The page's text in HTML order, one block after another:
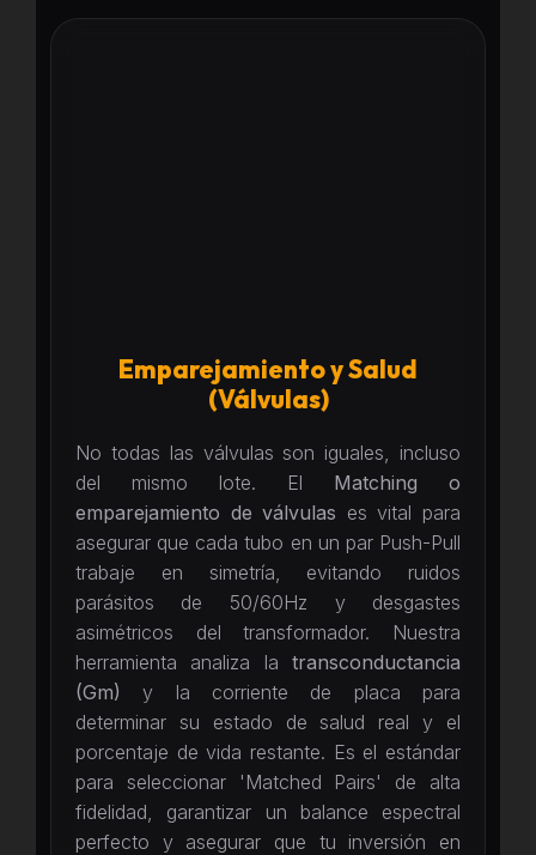
Emparejamiento y Salud
(Válvulas)
No todas las válvulas son iguales, incluso
del mismo lote. El Matching o
emparejamiento de válvulas es vital para
asegurar que cada tubo en un par Push-Pull
trabaje en simetría, evitando ruidos
parásitos de 50/60Hz y desgastes
asimétricos del transformador. Nuestra
herramienta analiza latransconductancia
(Gm) y la corriente de placa para
determinar su estado de salud real y el
porcentaje de vida restante. Es el estándar
para seleccionar 'Matched Pairs' de alta
fidelidad, garantizar un balance espectral
perfecto y asegurar que tu inversión en